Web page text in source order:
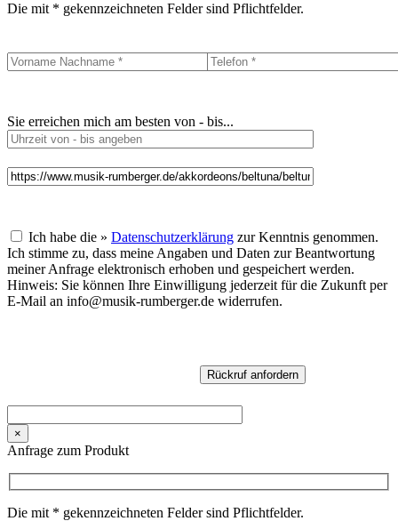
Die mit * gekennzeichneten Felder sind Pflichtfelder.
Sie erreichen mich am besten von - bis...
Ich habe die » Datenschutzerklärung zur Kenntnis genommen.
Ich stimme zu, dass meine Angaben und Daten zur Beantwortung
meiner Anfrage elektronisch erhoben und gespeichert werden.
Hinweis: Sie können Ihre Einwilligung jederzeit für die Zukunft per
E-Mail an info@musik-rumberger.de widerrufen.
×
Anfrage zum Produkt
Die mit * gekennzeichneten Felder sind Pflichtfelder.